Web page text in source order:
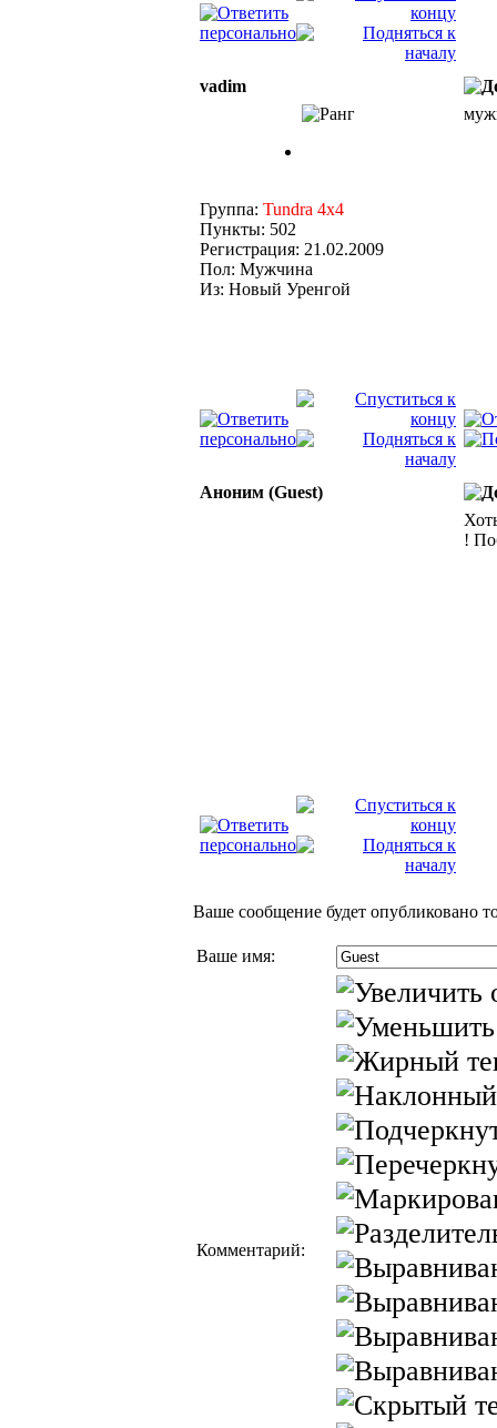
vadim
Группа: Tundra 4x4
Пункты: 502
Регистрация: 21.02.2009
Пол: Мужчина
Из: Новый Уренгой
Аноним (Guest)
!
Ваше сообщение будет опубликовано
Ваше имя:
Комментарий: